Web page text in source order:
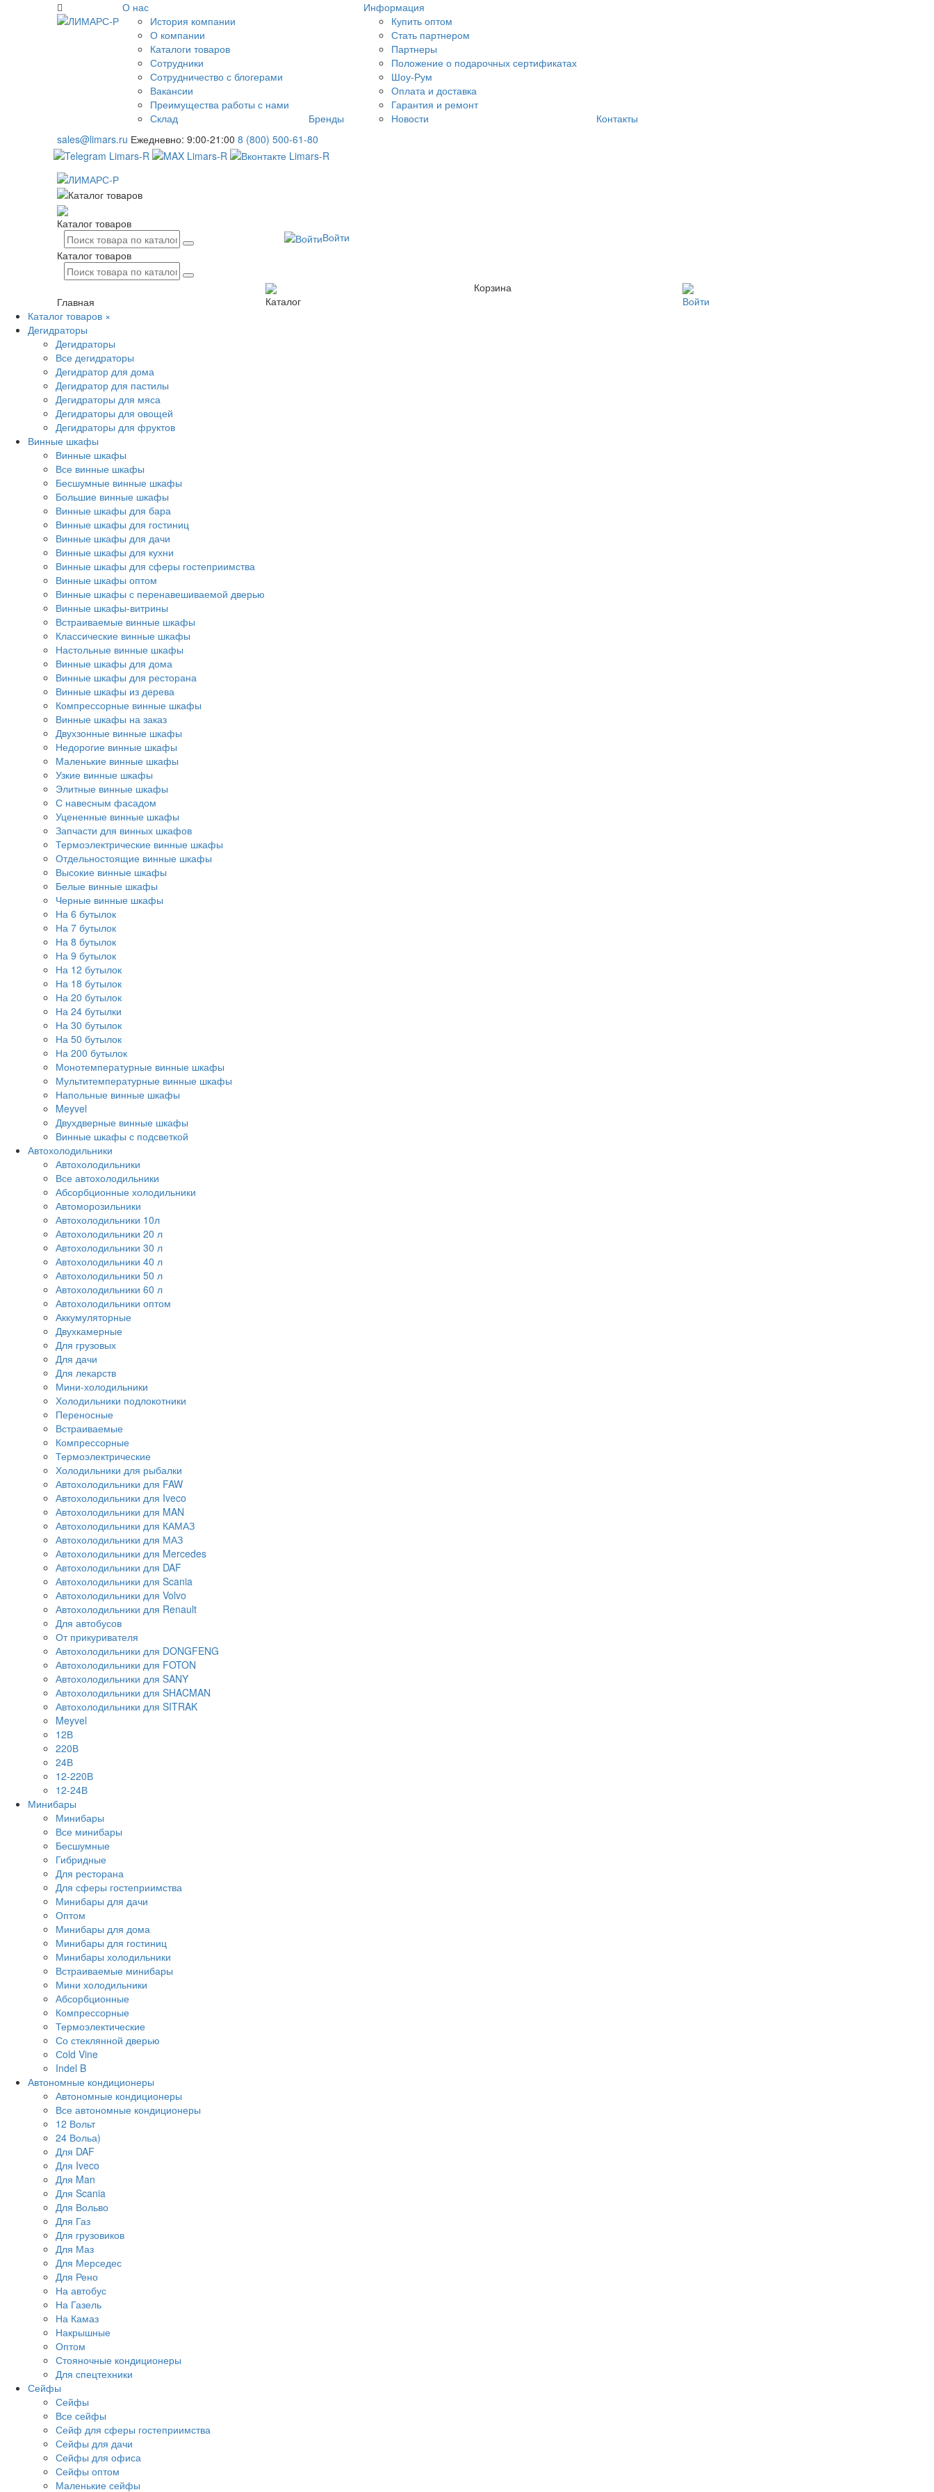
О нас
История компании
О компании
Каталоги товаров
Сотрудники
Сотрудничество с блогерами
Вакансии
Преимущества работы с нами
Склад
Бренды
Информация
Купить оптом
Стать партнером
Партнеры
Положение о подарочных сертификатах
Шоу-Рум
Оплата и доставка
Гарантия и ремонт
Новости
Контакты
sales@limars.ru Ежедневно: 9:00-21:00 8 (800) 500-61-80
Каталог товаров
Войти
Каталог товаров
Главная Каталог
Корзина
Войти
Каталог товаров ×
Дегидраторы
Дегидраторы
Все дегидраторы
Дегидратор для дома
Дегидратор для пастилы
Дегидраторы для мяса
Дегидраторы для овощей
Дегидраторы для фруктов
Винные шкафы
Винные шкафы
Все винные шкафы
Бесшумные винные шкафы
Большие винные шкафы
Винные шкафы для бара
Винные шкафы для гостиниц
Винные шкафы для дачи
Винные шкафы для кухни
Винные шкафы для сферы гостеприимства
Винные шкафы оптом
Винные шкафы с перенавешиваемой дверью
Винные шкафы-витрины
Встраиваемые винные шкафы
Классические винные шкафы
Настольные винные шкафы
Винные шкафы для дома
Винные шкафы для ресторана
Винные шкафы из дерева
Компрессорные винные шкафы
Винные шкафы на заказ
Двухзонные винные шкафы
Недорогие винные шкафы
Маленькие винные шкафы
Узкие винные шкафы
Элитные винные шкафы
С навесным фасадом
Уцененные винные шкафы
Запчасти для винных шкафов
Термоэлектрические винные шкафы
Отдельностоящие винные шкафы
Высокие винные шкафы
Белые винные шкафы
Черные винные шкафы
На 6 бутылок
На 7 бутылок
На 8 бутылок
На 9 бутылок
На 12 бутылок
На 18 бутылок
На 20 бутылок
На 24 бутылки
На 30 бутылок
На 50 бутылок
На 200 бутылок
Монотемпературные винные шкафы
Мультитемпературные винные шкафы
Напольные винные шкафы
Meyvel
Двухдверные винные шкафы
Винные шкафы с подсветкой
Автохолодильники
Автохолодильники
Все автохолодильники
Абсорбционные холодильники
Автоморозильники
Автохолодильники 10л
Автохолодильники 20 л
Автохолодильники 30 л
Автохолодильники 40 л
Автохолодильники 50 л
Автохолодильники 60 л
Автохолодильники оптом
Аккумуляторные
Двухкамерные
Для грузовых
Для дачи
Для лекарств
Мини-холодильники
Холодильники подлокотники
Переносные
Встраиваемые
Компрессорные
Термоэлектрические
Холодильники для рыбалки
Автохолодильники для FAW
Автохолодильники для Iveco
Автохолодильники для MAN
Автохолодильники для КАМАЗ
Автохолодильники для МАЗ
Автохолодильники для Mercedes
Автохолодильники для DAF
Автохолодильники для Scania
Автохолодильники для Volvo
Автохолодильники для Renault
Для автобусов
От прикуривателя
Автохолодильники для DONGFENG
Автохолодильники для FOTON
Автохолодильники для SANY
Автохолодильники для SHACMAN
Автохолодильники для SITRAK
Meyvel
12В
220В
24В
12-220В
12-24В
Минибары
Минибары
Все минибары
Бесшумные
Гибридные
Для ресторана
Для сферы гостеприимства
Минибары для дачи
Оптом
Минибары для дома
Минибары для гостиниц
Минибары холодильники
Встраиваемые минибары
Мини холодильники
Абсорбционные
Компрессорные
Термоэлектические
Со стеклянной дверью
Сold Vine
Indel B
Автономные кондиционеры
Автономные кондиционеры
Все автономные кондиционеры
12 Вольт
24 Вольа)
Для DAF
Для Iveco
Для Man
Для Scania
Для Вольво
Для Газ
Для грузовиков
Для Маз
Для Мерседес
Для Рено
На автобус
На Газель
На Камаз
Накрышные
Оптом
Стояночные кондиционеры
Для спецтехники
Сейфы
Сейфы
Все сейфы
Сейф для сферы гостеприимства
Сейфы для дачи
Сейфы для офиса
Сейфы оптом
Маленькие сейфы